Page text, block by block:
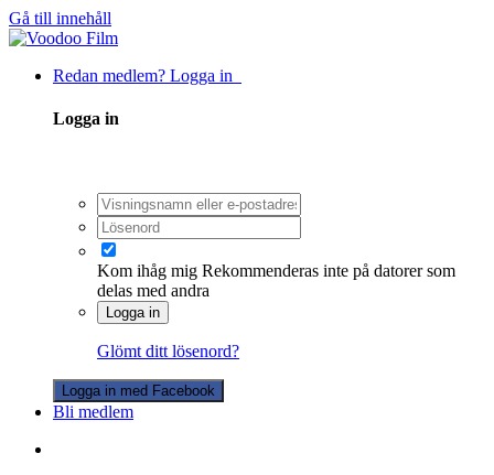
Gå till innehåll
Redan medlem? Logga in
Logga in
Kom ihåg mig Rekommenderas inte på datorer som
delas med andra
Logga in
Glömt ditt lösenord?
Logga in med Facebook
Bli medlem